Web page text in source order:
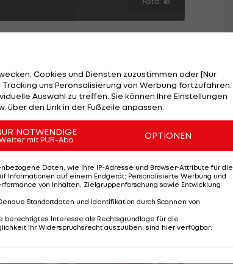
Taupe-Traer gewinnt den
Einer souverän mit
dem Triumph der EM-Zweiten
LG-Zweier sowie der LG-Vierer
ÖRV zehn Weltcup-Punkte, mehr
Cookies und Diensten zuzustimmen oder [Nur
Tracking uns Peronsalisierung von Werbung fortzufahren.
Auswahl zu treffen. Sie können Ihre Einstellungen
den Link in der Fußzeile anpassen.
NOTWENDIGE
mit PUR-Abo OPTIONEN
Daten, wie Ihre IP-Adresse und Browser-Attribute für die
Informationen auf einem Endgerät; Personalisierte Werbung und
von Inhalten, Zielgruppenforschung sowie Entwicklung
Standortdaten und Identifikation durch Scannen von
berechtigtes Interesse als Rechtsgrundlage für die
Ihr Widerspruchsrecht auszuüben, sind hier verfügbar: